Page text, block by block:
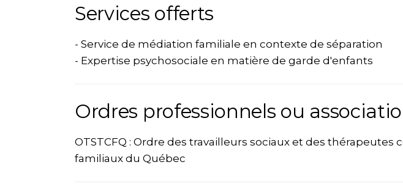
Services offerts
- Service de médiation familiale en contexte de séparation
- Expertise psychosociale en matière de garde d'enfants
Ordres professionnels ou
OTSTCFQ : Ordre des travailleurs sociaux et des thérapeutes
familiaux du Québec